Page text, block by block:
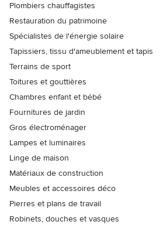
Plombiers chauffagistes
Restauration du patrimoine
Spécialistes de l'énergie solaire
Tapissiers, tissu d'ameublement et tapis
Terrains de sport
Toitures et gouttières
Chambres enfant et bébé
Fournitures de jardin
Gros électroménager
Lampes et luminaires
Linge de maison
Matériaux de construction
Meubles et accessoires déco
Pierres et plans de travail
Robinets, douches et vasques